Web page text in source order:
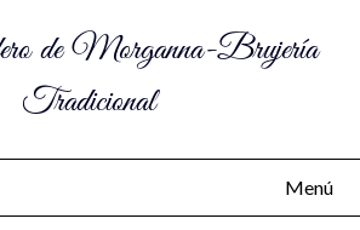
de Morganna-Brujería
Tradicional
Menú